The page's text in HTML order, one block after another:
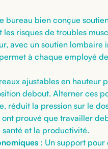
bureau bien conçue
risques de troubles
avec un soutien lombaire
à chaque employé
ajustables en hauteur
debout. Alterner ces
réduit la pression sur le
prouvé que travailler
santé et la productivité.
: Un support